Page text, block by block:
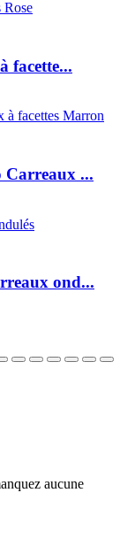
facette...
...
ond...
aucune